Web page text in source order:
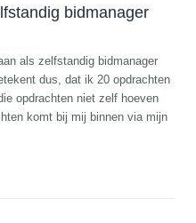
bidmanager
als zelfstandig bidmanager
dus, dat ik 20 opdrachten
opdrachten niet zelf hoeven
komt bij mij binnen via mijn